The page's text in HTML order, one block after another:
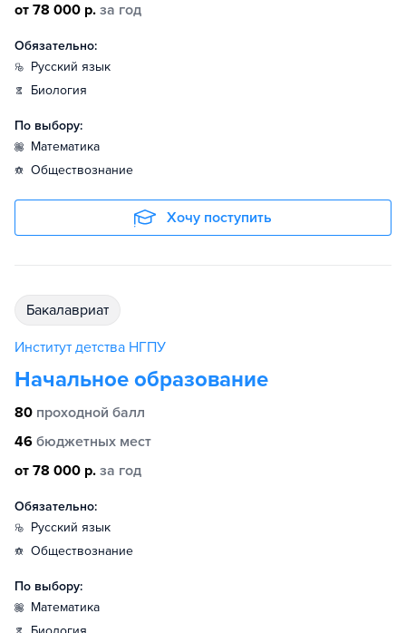
от 78 000 р. за год
Обязательно:
русский язык
биология
По выбору:
математика
обществознание
Хочу поступить
бакалавриат
Институт детства НГПУ
Начальное образование
80 проходной балл
46 бюджетных мест
от 78 000 р. за год
Обязательно:
русский язык
обществознание
По выбору:
математика